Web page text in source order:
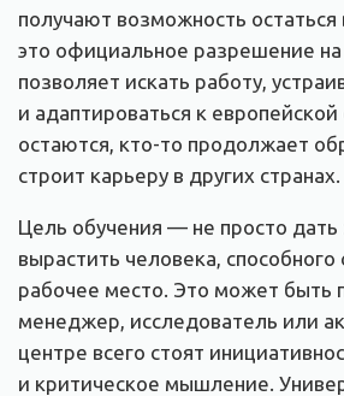
получают возможность
это официальное разрешение
позволяет искать работу,
и адаптироваться к
остаются, кто-то продолжает
строит карьеру в других странах.
Цель обучения — не просто дать
вырастить человека, способного
рабочее место. Это может быть
менеджер, исследователь или
центре всего стоят
и критическое мышление.